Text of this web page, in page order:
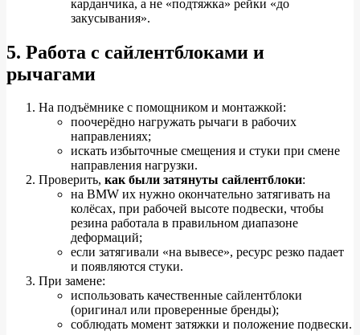
карданчика, а не «подтяжка» рейки «до
закусывания».
5. Работа с сайлентблоками и
рычагами
На подъёмнике с помощником и монтажкой:
поочерёдно нагружать рычаги в рабочих
направлениях;
искать избыточные смещения и стуки при смене
направления нагрузки.
Проверить, как были затянуты сайлентблоки:
на BMW их нужно окончательно затягивать на
колёсах, при рабочей высоте подвески, чтобы
резина работала в правильном диапазоне
деформаций;
если затягивали «на вывесе», ресурс резко падает
и появляются стуки.
При замене:
использовать качественные сайлентблоки
(оригинал или проверенные бренды);
соблюдать момент затяжки и положение подвески.